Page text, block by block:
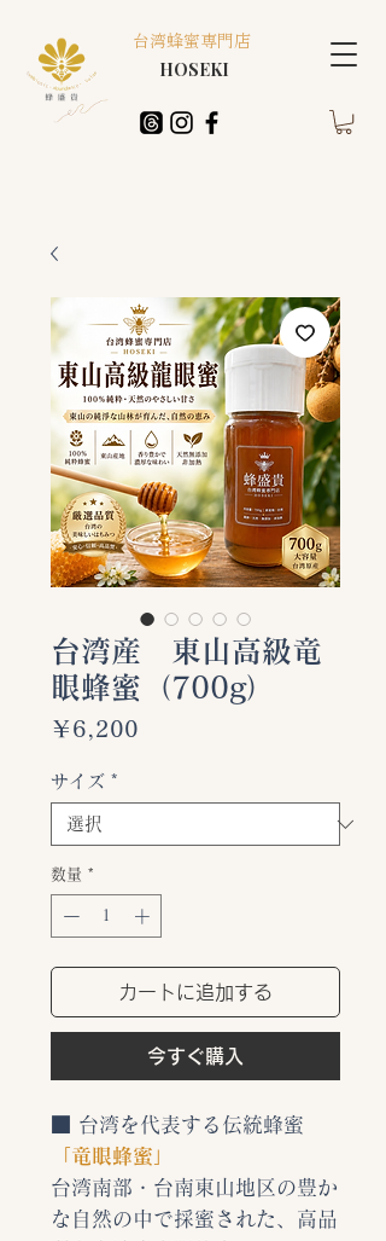
台湾蜂蜜専門店
HOSEKI
台湾産 東山高級竜
眼蜂蜜（700g）
￥6,200
サイズ *
数量 *
カートに追加する
今すぐ購入
■ 台湾を代表する伝統蜂蜜
「竜眼蜂蜜」
台湾南部・台南東山地区の豊か
な自然の中で採蜜された、高品